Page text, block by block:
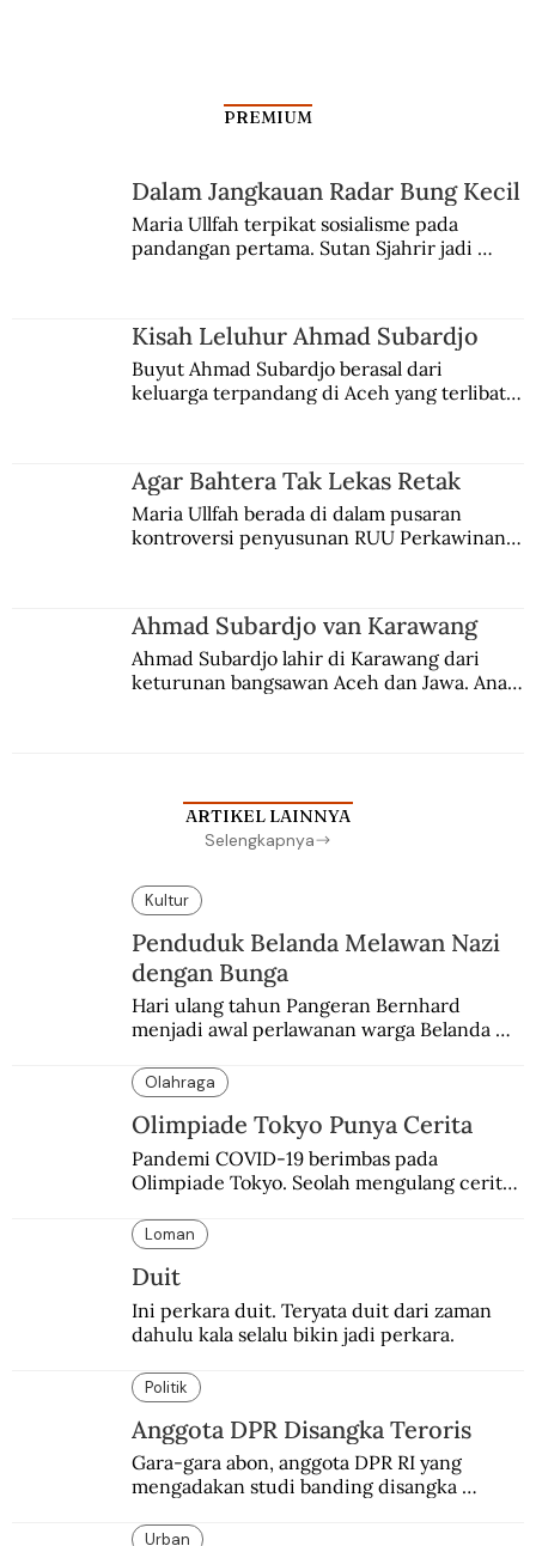
Kisah Anak Lurah Jadi Raja Kretek
PREMIUM
Dalam Jangkauan Radar Bung Kecil
Maria Ullfah terpikat sosialisme pada
pandangan pertama. Sutan Sjahrir jadi
Kisah Leluhur Ahmad Subardjo
Buyut Ahmad Subardjo berasal dari
keluarga terpandang di Aceh yang terlibat
Agar Bahtera Tak Lekas Retak
Maria Ullfah berada di dalam pusaran
kontroversi penyusunan RUU Perkawinan.
Ahmad Subardjo van Karawang
Ahmad Subardjo lahir di Karawang dari
keturunan bangsawan Aceh dan Jawa. Anak
ARTIKEL LAINNYA
Selengkapnya
Kultur
Penduduk Belanda Melawan Nazi
dengan Bunga
Hari ulang tahun Pangeran Bernhard
menjadi awal perlawanan warga Belanda
anyelir favorit sang pangeran menjadi
simbol perlawanan.
Olahraga
Olimpiade Tokyo Punya Cerita
Pandemi COVID-19 berimbas pada
Olimpiade Tokyo. Seolah mengulang cerita
berbeda.
Loman
Duit
Ini perkara duit. Teryata duit dari zaman
dahulu kala selalu bikin jadi perkara.
Politik
Anggota DPR Disangka Teroris
Gara-gara abon, anggota DPR RI yang
mengadakan studi banding disangka
Urban